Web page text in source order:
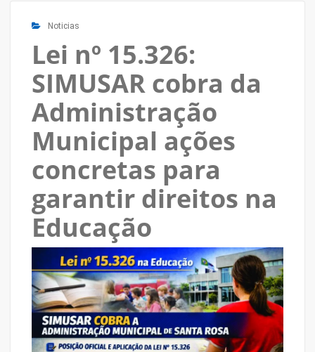
Noticias
Lei nº 15.326:
SIMUSAR cobra da
Administração
Municipal ações
concretas para
garantir direitos na
Educação